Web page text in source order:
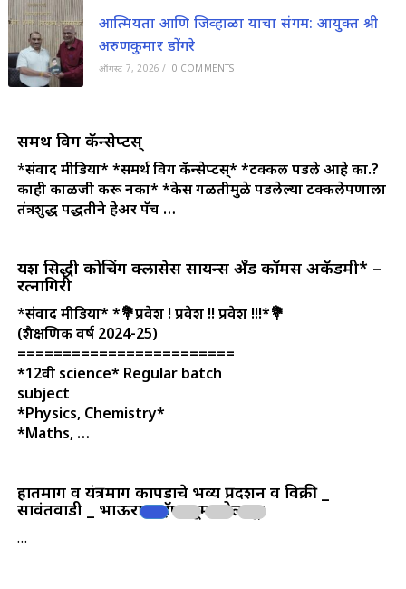
आत्मियता आणि जिव्हाळा याचा संगम: आयुक्त श्री
अरुणकुमार डोंगरे
ऑगस्ट 7, 2026 / 0 COMMENTS
समर्थ विग कॅन्सेप्टस्
*संवाद मीडिया**समर्थ विग कॅन्सेप्टस्**टक्कल पडले आहे का.?
काही काळजी करू नका**केस गळतीमुळे पडलेल्या टक्कलेपणाला
तंत्रशुद्ध पद्धतीने हेअर पॅच …
यश सिद्धी कोचिंग क्लासेस सायन्स अँड कॉमर्स अकॅडमी* –
रत्नागिरी
*संवाद मीडिया**💐प्रवेश ! प्रवेश !! प्रवेश !!!*💐
(शैक्षणिक वर्ष 2024-25)
========================
*12वी science* Regular batch
subject
*Physics, Chemistry*
*Maths, …
हातमाग व यंत्रमाग कापडाचे भव्य प्रदर्शन व विक्री _
सावंतवाडी _ भाऊराया हॅण्डलूम सोलापूर
…